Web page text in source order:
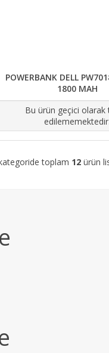
POWERBANK DELL
1800 MAH
Bu ürün geçici olarak
toplam 12 ürün